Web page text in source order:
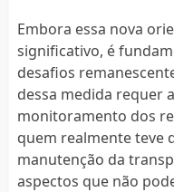
Embora essa nova
significativo, é
desafios
dessa medida requer
monitoramento dos
quem realmente teve
manutenção da
aspectos que não